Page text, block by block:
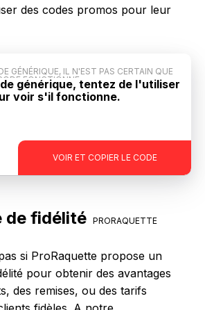
des codes promos pour leur
VOIR ET COPIER LE CODE
GÉNÉRIQUE, IL N'EST PAS CERTAIN QUE
FONCTIONNE
générique, tentez de l'utiliser
voir s'il fonctionne.
de fidélité PRORAQUETTE
si ProRaquette propose un
pour obtenir des avantages
des remises, ou des tarifs